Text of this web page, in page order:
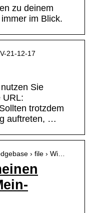
zu deinem
im Blick.
21-12-17
Sie
URL:
trotzdem
auftreten, …
› file › Wi…